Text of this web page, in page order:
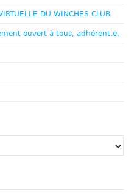
DU WINCHES CLUB
ouvert à tous, adhérent.e,